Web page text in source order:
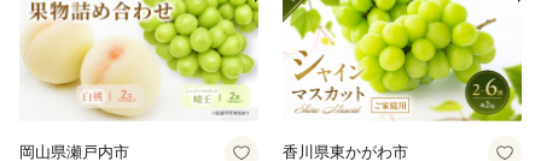
岡山県瀬戸内市 香川県東かがわ市